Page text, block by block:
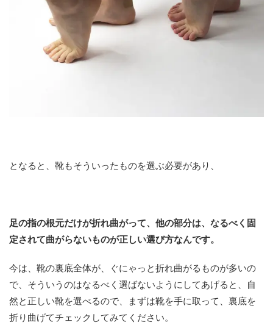
となると、靴もそういったものを選ぶ必要があり、
足の指の根元だけが折れ曲がって、他の部分は、なるべく固
定されて曲がらないものが正しい選び方なんです。
今は、靴の裏底全体が、ぐにゃっと折れ曲がるものが多いの
で、そういうのはなるべく選ばないようにしてあげると、自
然と正しい靴を選べるので、まずは靴を手に取って、裏底を
折り曲げてチェックしてみてください。